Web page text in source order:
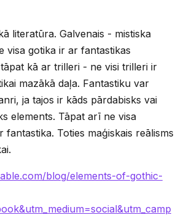
literatūra. Galvenais - mistiska
visa gotika ir ar fantastikas
kā ar trilleri - ne visi trilleri ir
mazākā daļa. Fantastiku var
ja tajos ir kāds pārdabisks vai
elements. Tāpat arī ne visa
fantastika. Toties maģiskais reālisms
blog/elements-of-gothic-